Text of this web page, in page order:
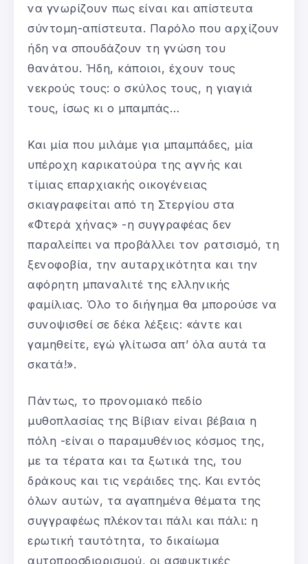
να γνωρίζουν πως είναι και απίστευτα
σύντομη-απίστευτα. Παρόλο που αρχίζουν
ήδη να σπουδάζουν τη γνώση του
θανάτου. Ήδη, κάποιοι, έχουν τους
νεκρούς τους: ο σκύλος τους, η γιαγιά
τους, ίσως κι ο μπαμπάς…
Και μία που μιλάμε για μπαμπάδες, μία
υπέροχη καρικατούρα της αγνής και
τίμιας επαρχιακής οικογένειας
σκιαγραφείται από τη Στεργίου στα
«Φτερά χήνας» -η συγγραφέας δεν
παραλείπει να προβάλλει τον ρατσισμό, τη
ξενοφοβία, την αυταρχικότητα και την
αφόρητη μπαναλιτέ της ελληνικής
φαμίλιας. Όλο το διήγημα θα μπορούσε να
συνοψισθεί σε δέκα λέξεις: «άντε και
γαμηθείτε, εγώ γλίτωσα απ’ όλα αυτά τα
σκατά!».
Πάντως, το προνομιακό πεδίο
μυθοπλασίας της Βίβιαν είναι βέβαια η
πόλη -είναι ο παραμυθένιος κόσμος της,
με τα τέρατα και τα ξωτικά της, του
δράκους και τις νεράιδες της. Και εντός
όλων αυτών, τα αγαπημένα θέματα της
συγγραφέως πλέκονται πάλι και πάλι: η
ερωτική ταυτότητα, το δικαίωμα
αυτοπροσδιορισμού, οι ασφυκτικές